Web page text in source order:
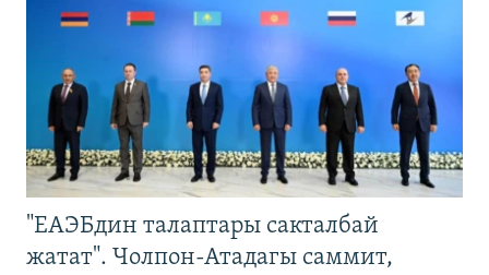
"ЕАЭБдин талаптары сакталбай
жатат". Чолпон-Атадагы саммит,